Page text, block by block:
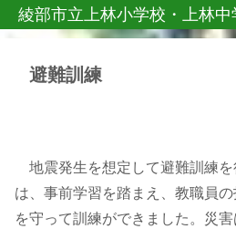
綾部市立上林小学校・上林中
避難訓練
地震発生を想定して避難訓練を
は、事前学習を踏まえ、教職員
を守って訓練ができました。災